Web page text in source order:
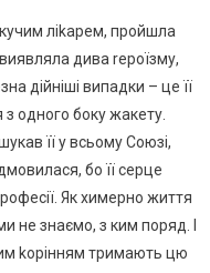
ліkарем, пройшла
дива rероїзму,
дійніші випадки – це її
одного боку жакету.
її у всьому Союзі,
бо її серце
Як химерно життя
не знаємо, з ким поряд. І
kорінням тримають цю